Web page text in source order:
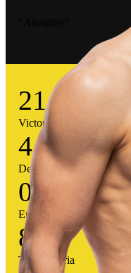
21
Victorias
4
Derrotas
0
Empates
84
Tasa victoria